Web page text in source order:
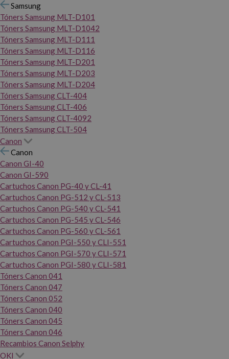
Samsung
Tóners Samsung MLT-D101
Tóners Samsung MLT-D1042
Tóners Samsung MLT-D111
Tóners Samsung MLT-D116
Tóners Samsung MLT-D201
Tóners Samsung MLT-D203
Tóners Samsung MLT-D204
Tóners Samsung CLT-404
Tóners Samsung CLT-406
Tóners Samsung CLT-4092
Tóners Samsung CLT-504
Canon
Canon
Canon GI-40
Canon GI-590
Cartuchos Canon PG-40 y CL-41
Cartuchos Canon PG-512 y CL-513
Cartuchos Canon PG-540 y CL-541
Cartuchos Canon PG-545 y CL-546
Cartuchos Canon PG-560 y CL-561
Cartuchos Canon PGI-550 y CLI-551
Cartuchos Canon PGI-570 y CLI-571
Cartuchos Canon PGI-580 y CLI-581
Tóners Canon 041
Tóners Canon 047
Tóners Canon 052
Tóners Canon 040
Tóners Canon 045
Tóners Canon 046
Recambios Canon Selphy
OKI